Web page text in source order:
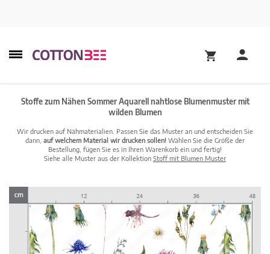
Stoffe zum Nähen Sommer Aquarell nahtlose Blumenmuster mit
wilden Blumen
Wir drucken auf Nähmaterialien. Passen Sie das Muster an und entscheiden Sie
dann, auf welchem Material wir drucken sollen! Wählen Sie die Größe der
Bestellung, fügen Sie es in Ihren Warenkorb ein und fertig!
Siehe alle Muster aus der Kollektion Stoff mit Blumen Muster